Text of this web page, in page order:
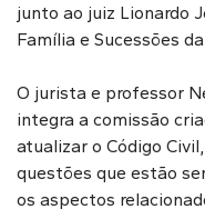
junto ao juiz Lionardo
Família e Sucessões
O jurista e professor
integra a comissão
atualizar o Código
questões que estão
os aspectos